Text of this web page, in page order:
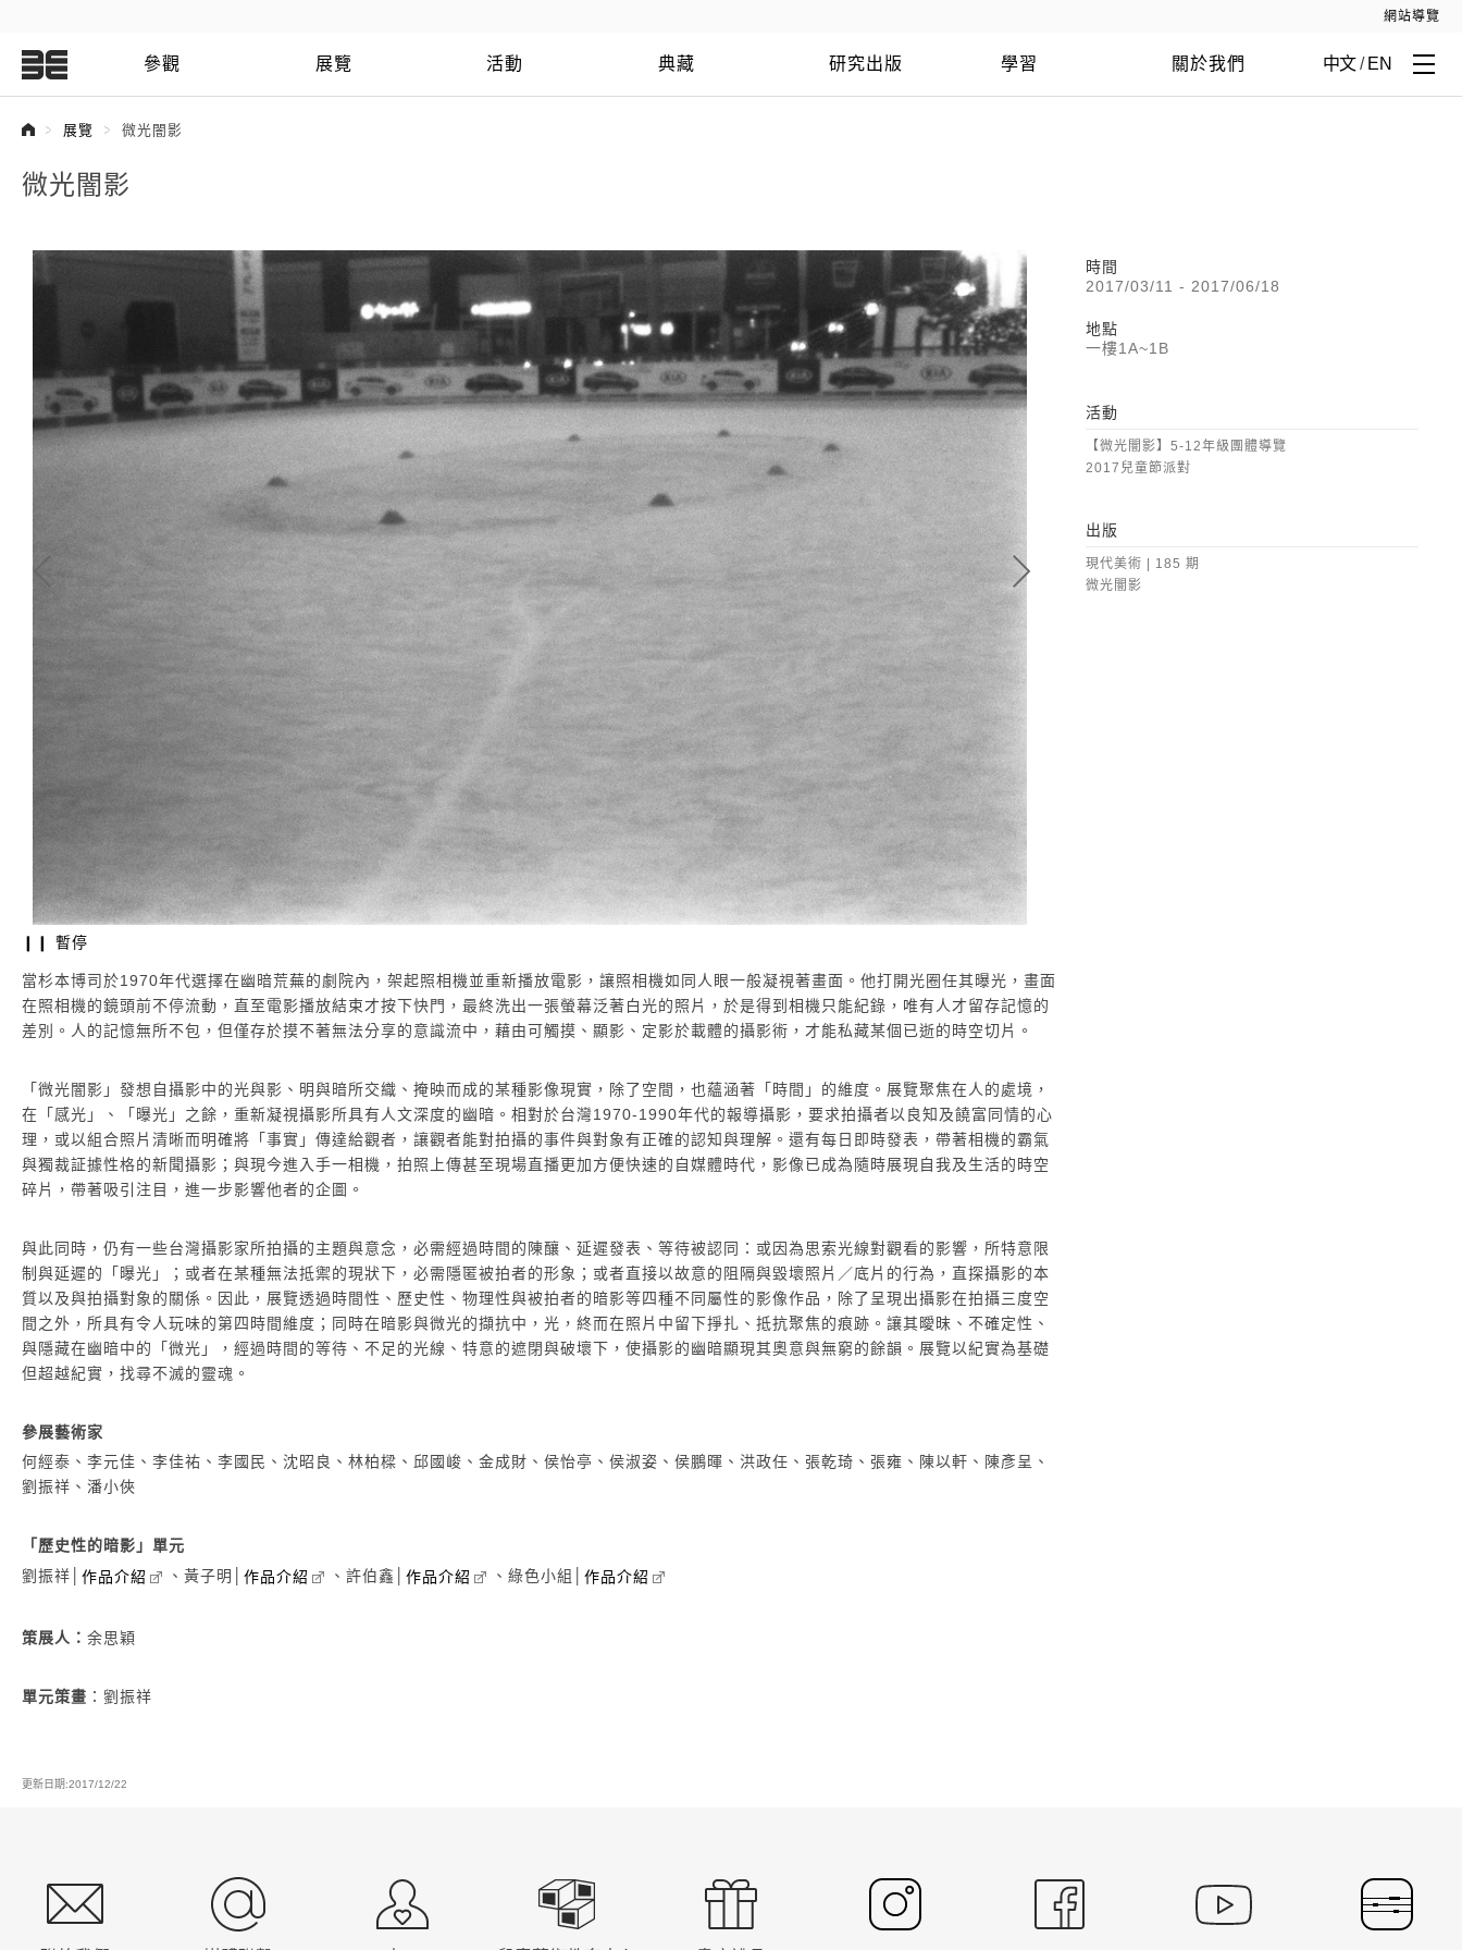
網站導覽
參觀 展覽 活動 典藏 研究出版 學習 關於我們 中文 / EN
展覽 微光闇影
微光闇影
❙❙ 暫停
李佳祐 | 隱形時光
嗔墨輸出
藝術家自藏
當杉本博司於1970年代選擇在幽暗荒蕪的劇院內，架起照相機並重新播放電影，讓照相機如同人眼一般凝視著畫面。他打開光圈任其曝光，畫面
在照相機的鏡頭前不停流動，直至電影播放結束才按下快門，最終洗出一張螢幕泛著白光的照片，於是得到相機只能紀錄，唯有人才留存記憶的
差別。人的記憶無所不包，但僅存於摸不著無法分享的意識流中，藉由可觸摸、顯影、定影於載體的攝影術，才能私藏某個已逝的時空切片。
「微光闇影」發想自攝影中的光與影、明與暗所交織、掩映而成的某種影像現實，除了空間，也蘊涵著「時間」的維度。展覽聚焦在人的處境，
在「感光」、「曝光」之餘，重新凝視攝影所具有人文深度的幽暗。相對於台灣1970-1990年代的報導攝影，要求拍攝者以良知及饒富同情的心
理，或以組合照片清晰而明確將「事實」傳達給觀者，讓觀者能對拍攝的事件與對象有正確的認知與理解。還有每日即時發表，帶著相機的霸氣
與獨裁証據性格的新聞攝影；與現今進入手一相機，拍照上傳甚至現場直播更加方便快速的自媒體時代，影像已成為隨時展現自我及生活的時空
碎片，帶著吸引注目，進一步影響他者的企圖。
與此同時，仍有一些台灣攝影家所拍攝的主題與意念，必需經過時間的陳釀、延遲發表、等待被認同：或因為思索光線對觀看的影響，所特意限
制與延遲的「曝光」；或者在某種無法抵禦的現狀下，必需隱匿被拍者的形象；或者直接以故意的阻隔與毀壞照片／底片的行為，直探攝影的本
質以及與拍攝對象的關係。因此，展覽透過時間性、歷史性、物理性與被拍者的暗影等四種不同屬性的影像作品，除了呈現出攝影在拍攝三度空
間之外，所具有令人玩味的第四時間維度；同時在暗影與微光的擷抗中，光，終而在照片中留下掙扎、抵抗聚焦的痕跡。讓其曖昩、不確定性、
與隱藏在幽暗中的「微光」，經過時間的等待、不足的光線、特意的遮閉與破壞下，使攝影的幽暗顯現其奧意與無窮的餘韻。展覽以紀實為基礎
但超越紀實，找尋不滅的靈魂。
參展藝術家
何經泰、李元佳、李佳祐、李國民、沈昭良、林柏樑、邱國峻、金成財、侯怡亭、侯淑姿、侯鵬暉、洪政任、張乾琦、張雍、陳以軒、陳彥呈、
劉振祥、潘小俠
「歷史性的暗影」單元
劉振祥│ 作品介紹 、黃子明│ 作品介紹 、許伯鑫│ 作品介紹 、綠色小組│ 作品介紹
策展人： 余思穎
單元策畫 ：劉振祥
時間
2017/03/11 - 2017/06/18
地點
一樓1A~1B
活動
【微光闇影】5-12年級團體導覽
2017兒童節派對
出版
現代美術 | 185 期
微光闇影
更新日期:2017/12/22